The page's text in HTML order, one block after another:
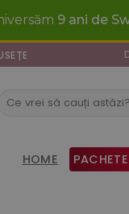
9 ani de
Caută
HOME